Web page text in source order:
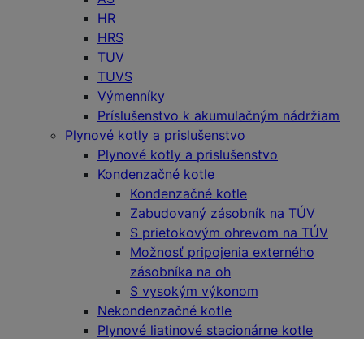
HR
HRS
TUV
TUVS
Výmenníky
Príslušenstvo k akumulačným nádržiam
Plynové kotly a prislušenstvo
Plynové kotly a prislušenstvo
Kondenzačné kotle
Kondenzačné kotle
Zabudovaný zásobník na TÚV
S prietokovým ohrevom na TÚV
Možnosť pripojenia externého
zásobníka na oh
S vysokým výkonom
Nekondenzačné kotle
Plynové liatinové stacionárne kotle